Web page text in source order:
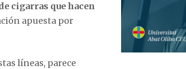
cigarras que hacen
apuesta por
líneas, parece